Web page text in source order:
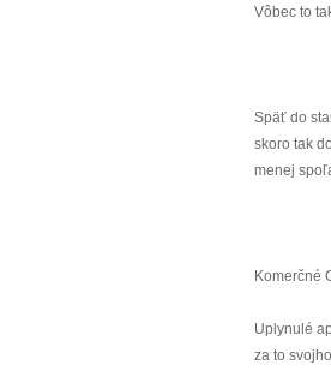
Vôbec to
Späť do
skoro tak
menej
Komerčné
Uplynulé
za to